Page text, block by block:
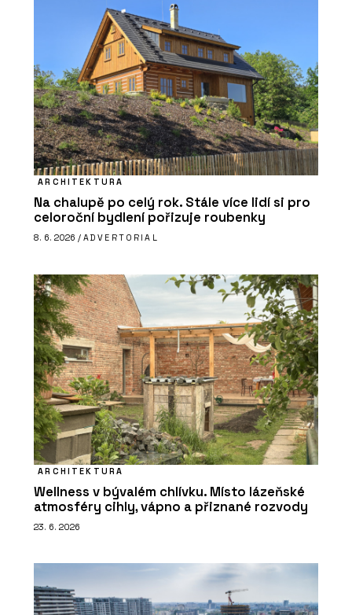
ARCHITEKTURA
Na chalupě po celý rok. Stále více lidí si pro
celoroční bydlení pořizuje roubenky
8. 6. 2026 / ADVERTORIAL
ARCHITEKTURA
Wellness v bývalém chlívku. Místo lázeňské
atmosféry cihly, vápno a přiznané rozvody
23. 6. 2026